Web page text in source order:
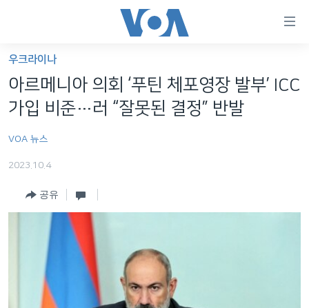
가
능
링
인
세계
라디오
프로그램
주파수 안내
언어 선택
우크라이나
아르메니아 의회 ‘푸틴 체포영장 발부’ ICC
가입 비준…러 “잘못된 결정” 반발
VOA 뉴스
2023.10.4
공유